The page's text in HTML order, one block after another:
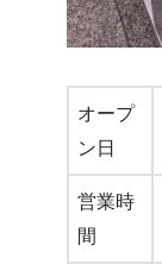
オープ
ン日
営業時
間